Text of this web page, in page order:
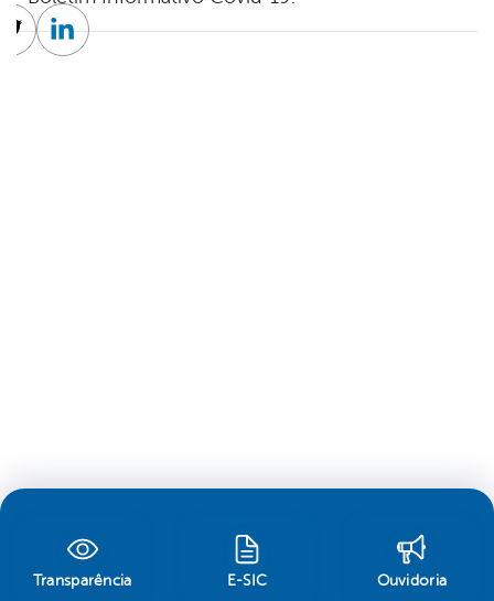
TwitterLinkedin
Transparência E-SIC Ouvidoria